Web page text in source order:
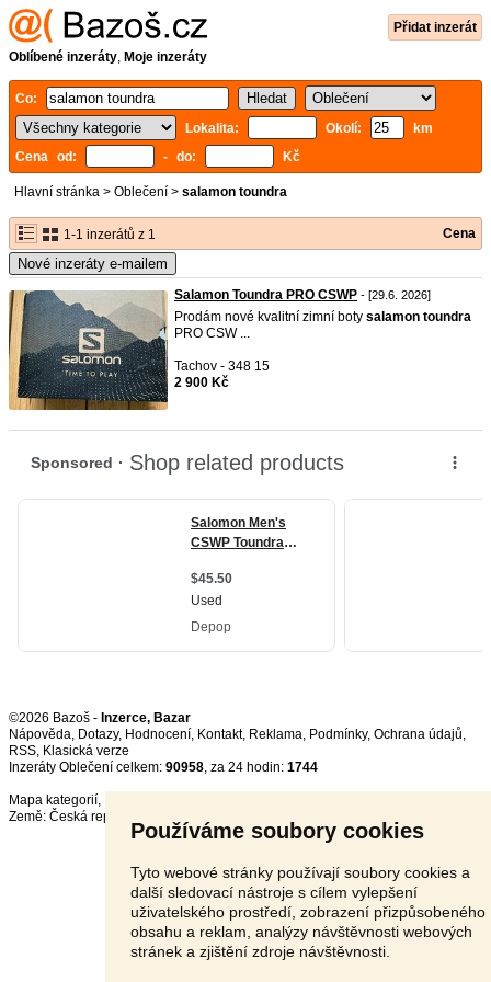
Používáme soubory cookies
Tyto webové stránky používají soubory cookies a
další sledovací nástroje s cílem vylepšení
uživatelského prostředí, zobrazení přizpůsobeného
obsahu a reklam, analýzy návštěvnosti webových
stránek a zjištění zdroje návštěvnosti.
Přidat inzerát
Oblíbené inzeráty, Moje inzeráty
Co:
Lokalita:
Okolí:
km
Cena od:
- do: Kč
Hlavní stránka > Oblečení > salamon toundra
1-1 inzerátů z 1 Cena
Nové inzeráty e-mailem
Salamon Toundra PRO CSWP - [29.6. 2026]
Prodám nové kvalitní zimní boty salamon toundra
PRO CSW ...
Tachov - 348 15
2 900 Kč
©2026 Bazoš - Inzerce, Bazar
Nápověda, Dotazy, Hodnocení, Kontakt, Reklama, Podmínky, Ochrana údajů,
RSS,
Inzeráty Oblečení celkem: 90958, za 24 hodin: 1744
Mapa kategorií,
Země: Česká republika